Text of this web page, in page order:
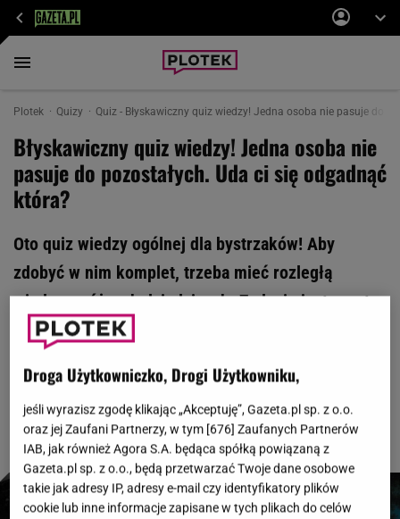
Plotek Quizy Quiz - Błyskawiczny quiz wiedzy! Jedna osoba nie pasuje do
Błyskawiczny quiz wiedzy! Jedna osoba nie
pasuje do pozostałych. Uda ci się odgadnąć
która?
Oto quiz wiedzy ogólnej dla bystrzaków! Aby
zdobyć w nim komplet, trzeba mieć rozległą
wiedzę o różnych dziedzinach. Zadanie jest proste:
my podajemy trzy nazwiska, a ty wskazujesz, która
radę?
Droga Użytkowniczko, Drogi Użytkowniku,
jeśli wyrazisz zgodę klikając „Akceptuję”, Gazeta.pl sp. z o.o.
oraz jej Zaufani Partnerzy, w tym [676] Zaufanych Partnerów
IAB, jak również Agora S.A. będąca spółką powiązaną z
Gazeta.pl sp. z o.o., będą przetwarzać Twoje dane osobowe
takie jak adresy IP, adresy e-mail czy identyfikatory plików
cookie lub inne informacje zapisane w tych plikach do celów